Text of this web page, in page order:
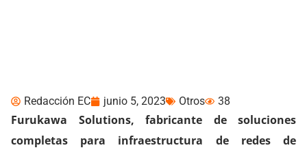
Redacción EC junio 5, 2023 Otros 38
Furukawa Solutions,
fabricante de soluciones
completas para infraestructura de redes de